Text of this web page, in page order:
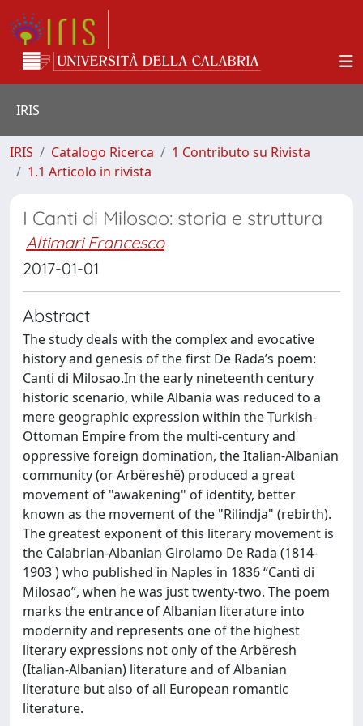
IRIS
IRIS Catalogo Ricerca
1 Contributo su Rivista
1.1 Articolo in rivista
I Canti di Milosao: storia e struttura
Altimari Francesco
2017-01-01
Abstract
The study deals with the complex and evocative
history and genesis of the first De Rada’s poem:
Canti di Milosao.In the early nineteenth century
historic scenario, while Albania was reduced to a
mere geographic expression within the Turkish-
Ottoman Empire from the multi-century and
oppressive foreign domination, the Italian-Albanian
community (or Arbëreshë) produced a great
movement of "awakening" of identity, better
known as the movement of the "Rilindja" (rebirth).
The greatest exponent of this literary movement is
the Calabrian-Albanian Girolamo De Rada (1814-
1903 ) who published in Naples in 1836 “Canti di
Milosao”, when he was just twenty-two. The poem
marks the entrance of Albanian literature into
modernity and represents one of the highest
literary expressions not only of the Arbëresh
(Italian-Albanian) literature and of Albanian
literature but also of all European romantic
literature.